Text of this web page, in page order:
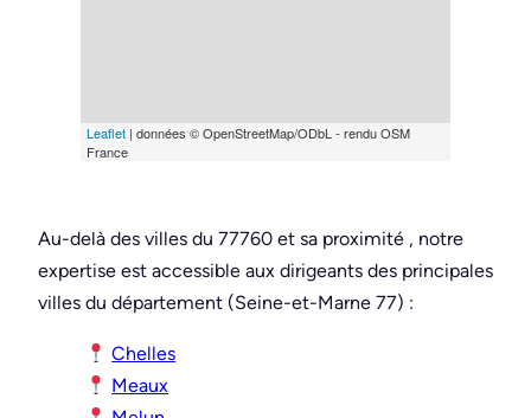
Leaflet | données © OpenStreetMap/ODbL - rendu OSM
France
Au-delà des villes du 77760 et sa proximité , notre
expertise est accessible aux dirigeants des principales
villes du département (Seine-et-Marne 77) :
Chelles
Meaux